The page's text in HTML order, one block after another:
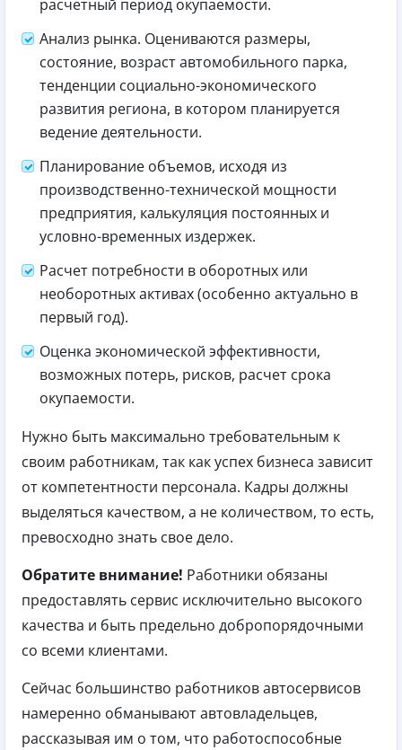
расчетный период окупаемости.
Анализ рынка. Оцениваются размеры,
состояние, возраст автомобильного парка,
тенденции социально-экономического
развития региона, в котором планируется
ведение деятельности.
Планирование объемов, исходя из
производственно-технической мощности
предприятия, калькуляция постоянных и
условно-временных издержек.
Расчет потребности в оборотных или
необоротных активах (особенно актуально в
первый год).
Оценка экономической эффективности,
возможных потерь, рисков, расчет срока
окупаемости.
Нужно быть максимально требовательным к
своим работникам, так как успех бизнеса зависит
от компетентности персонала. Кадры должны
выделяться качеством, а не количеством, то есть,
превосходно знать свое дело.
Обратите внимание! Работники обязаны
предоставлять сервис исключительно высокого
качества и быть предельно добропорядочными
со всеми клиентами.
Сейчас большинство работников автосервисов
намеренно обманывают автовладельцев,
рассказывая им о том, что работоспособные